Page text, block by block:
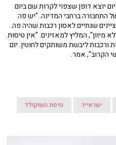
יוצא דופן שצפוי לקרות שם ביום
התחבורה ברחבי המדינה. "יש פה
שנתיים לאסון רכבות שהיה פה.
מיוון", המליץ למאזינים. "אין טיסות
ורכבות ליבשת משותקים לחוטין. יום
הקרוב", אמר.
ישראייר טיסת השוקולד